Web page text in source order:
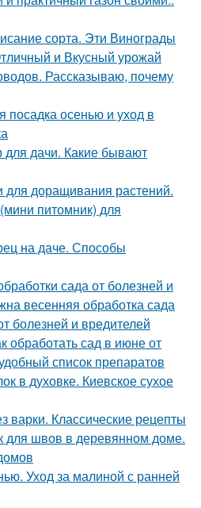
сорта. Эти Винограды
и Вкусный урожай
Рассказываю, почему
посадка осенью и уход в
для дачи. Какие бывают
для доращивания растений.
питомник) для
на даче. Способы
сада от болезней и
весенняя обработка сада
болезней и вредителей
обработать сад в июне от
список препаратов
в духовке. Киевское сухое
варки. Классические рецепты
для швов в деревянном доме.
Уход за малиной с ранней